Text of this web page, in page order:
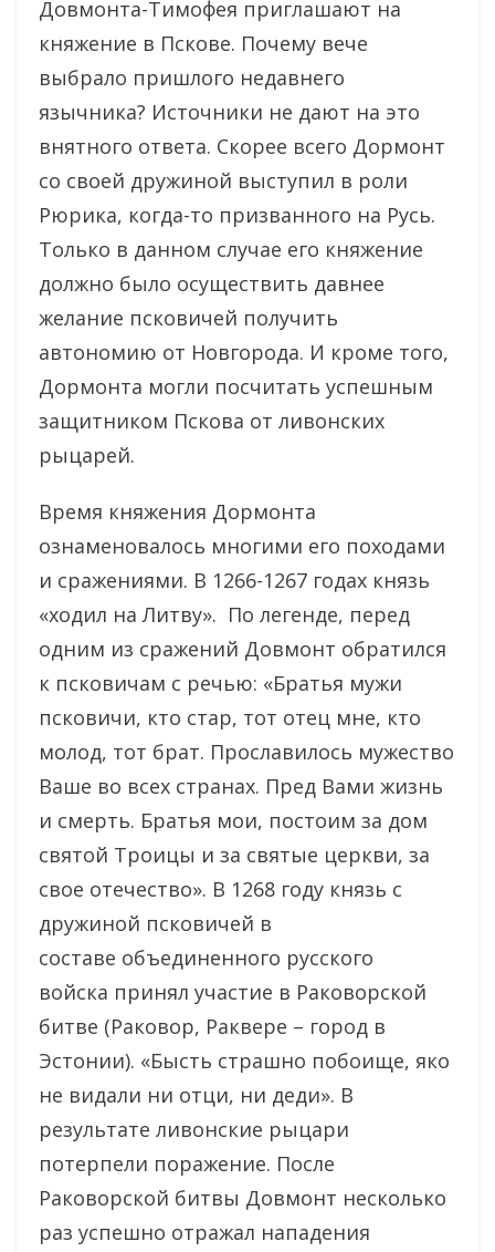
Довмонта-Тимофея приглашают на
княжение в Пскове. Почему вече
выбрало пришлого недавнего
язычника? Источники не дают на это
внятного ответа. Скорее всего Дормонт
со своей дружиной выступил в роли
Рюрика, когда-то призванного на Русь.
Только в данном случае его княжение
должно было осуществить давнее
желание псковичей получить
автономию от Новгорода. И кроме того,
Дормонта могли посчитать успешным
защитником Пскова от ливонских
рыцарей.
Время княжения Дормонта
ознаменовалось многими его походами
и сражениями. В 1266-1267 годах князь
«ходил на Литву». По легенде, перед
одним из сражений Довмонт обратился
к псковичам с речью: «Братья мужи
псковичи, кто стар, тот отец мне, кто
молод, тот брат. Прославилось мужество
Ваше во всех странах. Пред Вами жизнь
и смерть. Братья мои, постоим за дом
святой Троицы и за святые церкви, за
свое отечество». В 1268 году князь с
дружиной псковичей в
составе объединенного русского
войска принял участие в Раковорской
битве (Раковор, Раквере – город в
Эстонии). «Бысть страшно побоище, яко
не видали ни отци, ни деди». В
результате ливонские рыцари
потерпели поражение. После
Раковорской битвы Довмонт несколько
раз успешно отражал нападения